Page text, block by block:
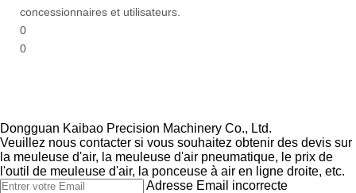
concessionnaires et utilisateurs.
0
0
Dongguan Kaibao Precision Machinery Co., Ltd.​​​​​​​
Veuillez nous contacter si vous souhaitez obtenir des devis sur
la meuleuse d'air, la meuleuse d'air pneumatique, le prix de
l'outil de meuleuse d'air, la ponceuse à air en ligne droite, etc.
Adresse Email incorrecte